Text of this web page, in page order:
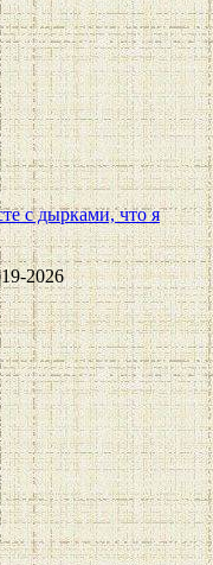
с дырками, что я
2026